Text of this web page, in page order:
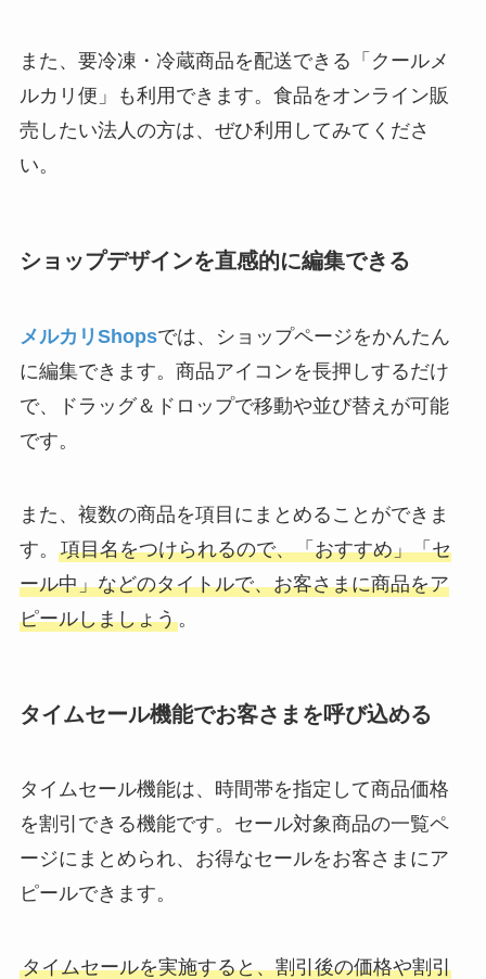
また、要冷凍・冷蔵商品を配送できる「クールメ
ルカリ便」も利用できます。食品をオンライン販
売したい法人の方は、ぜひ利用してみてくださ
い。
ショップデザインを直感的に編集できる
メルカリShopsでは、ショップページをかんたん
に編集できます。商品アイコンを長押しするだけ
で、ドラッグ＆ドロップで移動や並び替えが可能
です。
また、複数の商品を項目にまとめることができま
す。 項目名をつけられるので、「おすすめ」「セ
ール中」などのタイトルで、お客さまに商品をア
ピールしましょう。
タイムセール機能でお客さまを呼び込める
タイムセール機能は、時間帯を指定して商品価格
を割引できる機能です。セール対象商品の一覧ペ
ージにまとめられ、お得なセールをお客さまにア
ピールできます。
タイムセールを実施すると、割引後の価格や割引